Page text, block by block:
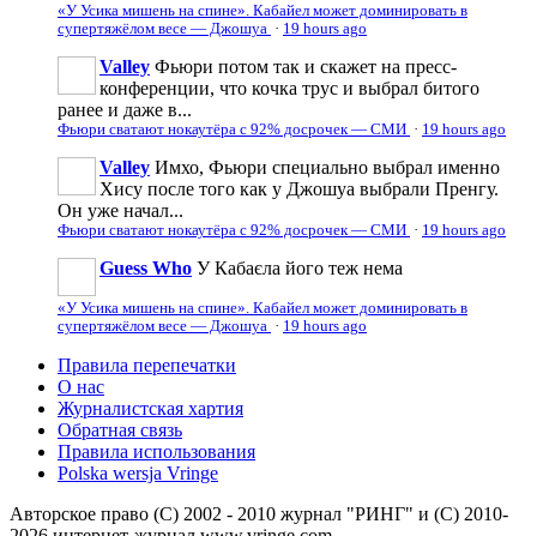
«У Усика мишень на спине». Кабайел может доминировать в
супертяжёлом весе — Джошуа · 19 hours ago
Valley Фьюри потом так и скажет на пресс-
конференции, что кочка трус и выбрал битого
ранее и даже в...
Фьюри сватают нокаутёра с 92% досрочек — СМИ · 19 hours ago
Valley Имхо, Фьюри специально выбрал именно
Хису после того как у Джошуа выбрали Пренгу.
Он уже начал...
Фьюри сватают нокаутёра с 92% досрочек — СМИ · 19 hours ago
Guess Who У Кабаєла його теж нема
«У Усика мишень на спине». Кабайел может доминировать в
супертяжёлом весе — Джошуа · 19 hours ago
Правила перепечатки
О нас
Журналистская хартия
Обратная связь
Правила использования
Polska wersja Vringe
Авторское право (С) 2002 - 2010 журнал "РИНГ" и (С) 2010-